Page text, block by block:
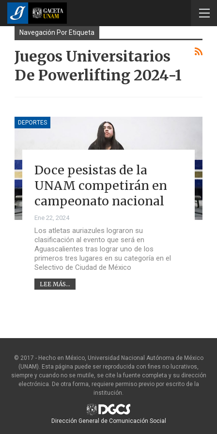
Navegación Por Etiqueta
Juegos Universitarios
De Powerlifting 2024-1
DEPORTES
Doce pesistas de la
UNAM competirán en
campeonato nacional
Ene 22, 2024
Los atletas auriazules lograron su
clasificación al evento que será en
Aguascalientes tras lograr uno de los
primeros tres lugares en su categoría en el
Selectivo de Ciudad de México
LEE MÁS...
© 2017 - Hecho en México, Universidad Nacional Autónoma de México
(UNAM). Esta página puede ser reproducida con fines no lucrativos,
siempre y cuando no se mutile, se cite la fuente completa y su dirección
electrónica. De otra forma, requiere permiso previo por escrito de la
institución.
Dirección General de Comunicación Social